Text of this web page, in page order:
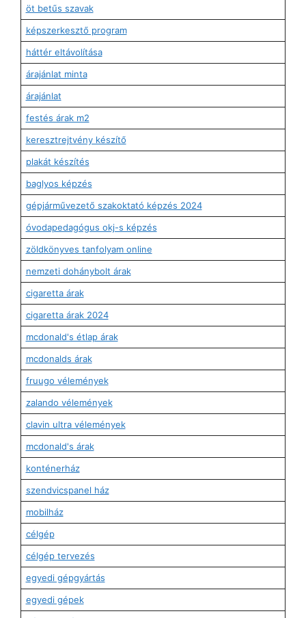
öt betűs szavak
képszerkesztő program
háttér eltávolítása
árajánlat minta
árajánlat
festés árak m2
keresztrejtvény készítő
plakát készítés
baglyos képzés
gépjárművezető szakoktató képzés 2024
óvodapedagógus okj-s képzés
zöldkönyves tanfolyam online
nemzeti dohánybolt árak
cigaretta árak
cigaretta árak 2024
mcdonald's étlap árak
mcdonalds árak
fruugo vélemények
zalando vélemények
clavin ultra vélemények
mcdonald's árak
konténerház
szendvicspanel ház
mobilház
célgép
célgép tervezés
egyedi gépgyártás
egyedi gépek